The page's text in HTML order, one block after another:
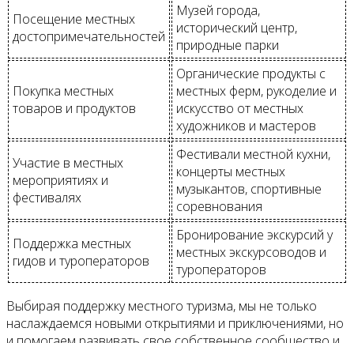
Посещение местных
достопримечательностей
Музей города,
исторический центр,
природные парки
Покупка местных
товаров и продуктов
Органические продукты с
местных ферм, рукоделие и
искусство от местных
художников и мастеров
Участие в местных
мероприятиях и
фестивалях
Фестивали местной кухни,
концерты местных
музыкантов, спортивные
соревнования
Поддержка местных
гидов и туроператоров
Бронирование экскурсий у
местных экскурсоводов и
туроператоров
Выбирая поддержку местного туризма, мы не только
наслаждаемся новыми открытиями и приключениями, но